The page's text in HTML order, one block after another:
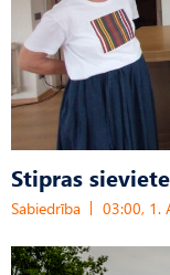
Stipras
Sabiedrība 03:00, 1.